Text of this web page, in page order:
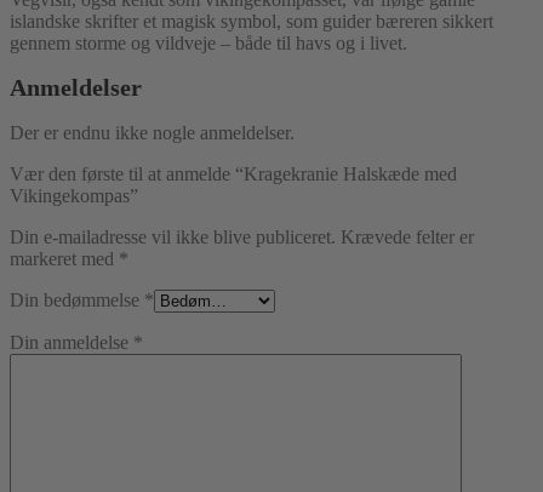
islandske skrifter et magisk symbol, som guider bæreren sikkert
gennem storme og vildveje – både til havs og i livet.
Anmeldelser
Der er endnu ikke nogle anmeldelser.
Vær den første til at anmelde “Kragekranie Halskæde med
Vikingekompas”
Din e-mailadresse vil ikke blive publiceret. Krævede felter er
markeret med *
Din bedømmelse *
Din anmeldelse *